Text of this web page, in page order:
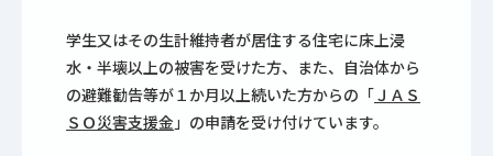
学生又はその生計維持者が居住する住宅に床上浸
水・半壊以上の被害を受けた方、また、自治体から
の避難勧告等が１か月以上続いた方からの「ＪＡＳ
ＳＯ災害支援金」の申請を受け付けています。